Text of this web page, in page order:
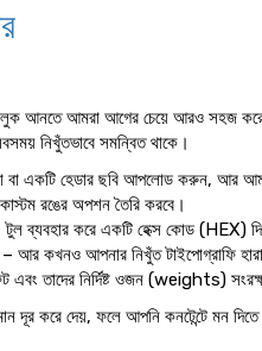
লুক আনতে আমরা আগের চেয়ে আরও সহজ
নিখুঁতভাবে সমন্বিত থাকে।
একটি হেডার ছবি আপলোড করুন, আর
রঙের অপশন তৈরি করবে।
করে একটি হেক্স কোড (HEX) দিন
আর কখনও আপনার নিখুঁত টাইপোগ্রাফি
এবং তাদের নির্দিষ্ট ওজন (weights)
করে দেয়, ফলে আপনি কনটেন্টে মন দিতে